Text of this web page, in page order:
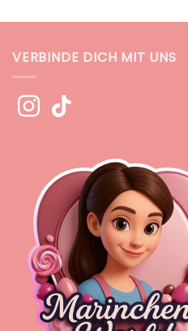
VERBINDE DICH MIT UNS